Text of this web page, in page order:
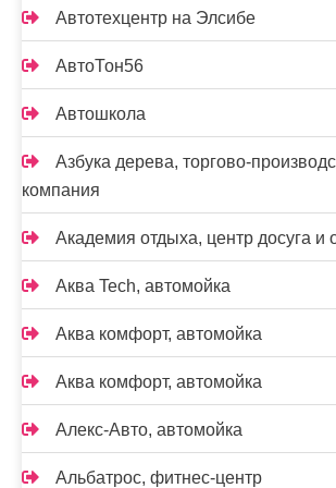
Автотехцентр на Элсибе
АвтоТон56
Автошкола
Азбука дерева, торгово-
компания
Академия отдыха, центр досуга и
Аква Tech, автомойка
Аква комфорт, автомойка
Аква комфорт, автомойка
Алекс-Авто, автомойка
Альбатрос, фитнес-центр